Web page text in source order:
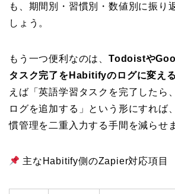
も、期間別・習慣別・数値別に振り
しょう。
もう一つ便利なのは、 Todoistや
タスク完了をHabitifyのログに変える
えば「英語学習タスクを完了したら
ログを追加する」という形にすれば
慣管理を二重入力する手間を減らせ
主なHabitify側のZapier対応項目